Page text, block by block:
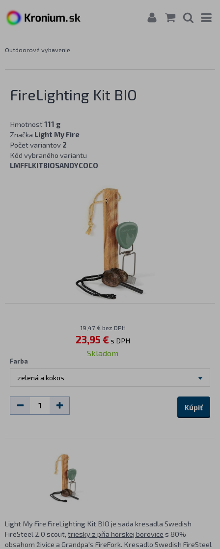
Outdoorové vybavenie
FireLighting Kit BIO
Hmotnosť 111 g
Značka Light My Fire
Počet variantov 2
Kód vybraného variantu
LMFFLKITBIOSANDYCOCO
19,47 € bez DPH
23,95 €s DPH
Skladom
Farba
zelená a kokos
Kúpiť
Light My Fire FireLighting Kit BIO je sada kresadla Swedish
FireSteel 2.0 scout, triesky z pňa horskej borovice s 80%
obsahom živice a Grandpa's FireFork. Kresadlo Swedish FireSteel